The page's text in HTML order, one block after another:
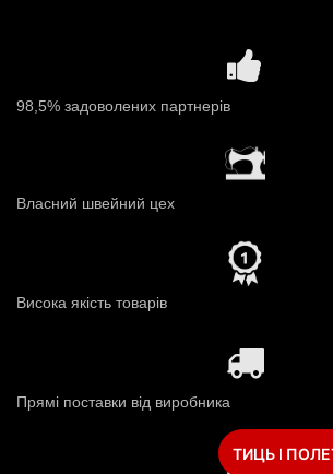
98,5% задоволених партнерів
Власний швейний цех
Висока якість товарів
Прямі поставки від виробника